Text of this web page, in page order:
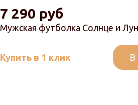
Мужская футболка Солнце и
7 290 руб
Купить в 1 клик